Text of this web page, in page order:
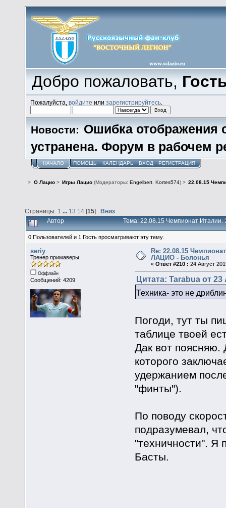
Добро пожаловать,
Пожалуйста,войдите илизарегистрируйтесь
Новости: Ошибка отображения
устранена. Форум в рабочем
НАЧАЛО ПОМОЩЬ КАЛЕНДАРЬ ВХОД РЕГИСТРАЦИЯ
> О Лацио> Игры Лацио(Модераторы: Engelbert, Kortes574) > 22.08.15
Страницы: 1 13 14 [15] Вниз
Автор Тема: 22.08.15 Чемпионат
0 Пользователей и 1 Гость просматривают эту тему.
seriy
Тренер примаверы
Оффлайн
Сообщений: 4209
Re: 22.08.15
ЛАЦИО - Болонья
«Ответ #210 : 24 Август
Цитата: Tarabua от 23
Техника- это не
Погоди, тут ты
таблице твоей
Дак вот поясняю.
которого
удержанием
"финты").
По поводу
подразумевал,
"техничности". Я
Басты.